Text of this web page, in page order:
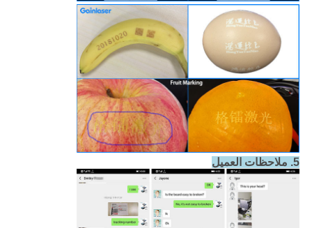
5. ملاحظات العميل